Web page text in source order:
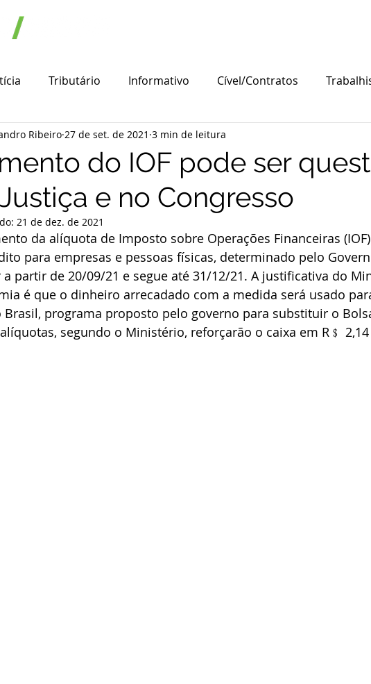
Tributário Informativo Cível/Contratos
Recuperacao Judicial Produtor Rural
Empresa de Pequeno Porte responsabilidade tributária
ISS Serviços educacionais Base de cálculo
de cargas STJ Trf3 Cível Tribunal de Justiça
do IOF pode ser
e no Congresso
Ribeiro 27 de set. de 2021 3 min de leitura
21 de dez. de 2021
da alíquota de Imposto sobre Operações Financeiras
para empresas e pessoas físicas, determinado pelo
a partir de 20/09/21 e segue até 31/12/21. A justificativa do
é que o dinheiro arrecadado com a medida será usado
Brasil, programa proposto pelo governo para substituir o
segundo o Ministério, reforçarão o caixa em R﹩